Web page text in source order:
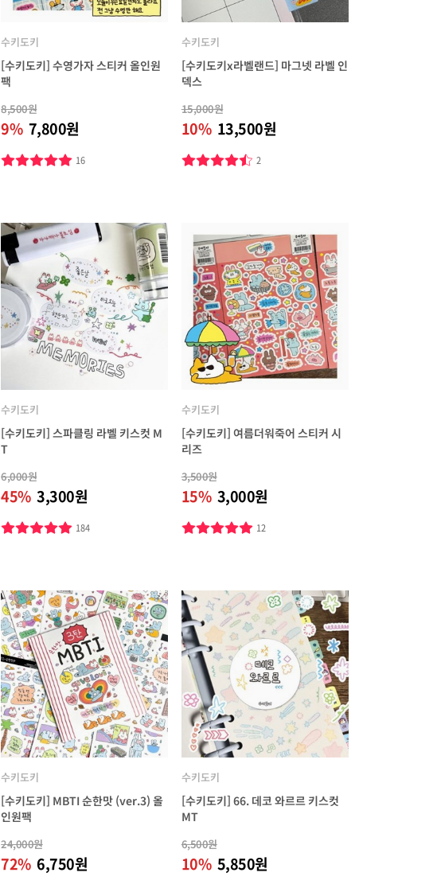
수키도키
[수키도키] 수영가자 스티커 올인원
팩
8,500원
9% 7,800원
16
수키도키
[수키도키x라벨랜드] 마그넷 라벨 인
덱스
15,000원
10% 13,500원
2
수키도키
[수키도키] 스파클링 라벨 키스컷 M
T
6,000원
45% 3,300원
184
수키도키
[수키도키] 여름더워죽어 스티커 시
리즈
3,500원
15% 3,000원
12
수키도키
[수키도키] MBTI 순한맛 (ver.3) 올
인원팩
24,000원
72% 6,750원
수키도키
[수키도키] 66. 데코 와르르 키스컷
MT
6,500원
10% 5,850원